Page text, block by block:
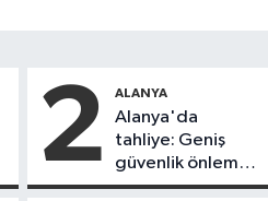
2 ALANYA
Alanya'da
tahliye: Geniş
güvenlik önlemi
alındı